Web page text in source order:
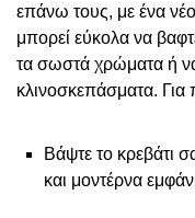
επάνω τους, με ένα
μπορεί εύκολα να
τα σωστά χρώματα ή
κλινοσκεπάσματα. Για
Βάψτε το κρεβάτι
και μοντέρνα